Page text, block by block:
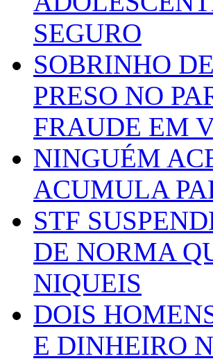
SEGURO
SOBRINHO
PRESO NO
FRAUDE EM
NINGUÉM
ACUMULA
STF
DE NORMA
NIQUEIS
DOIS
E DINHEIRO